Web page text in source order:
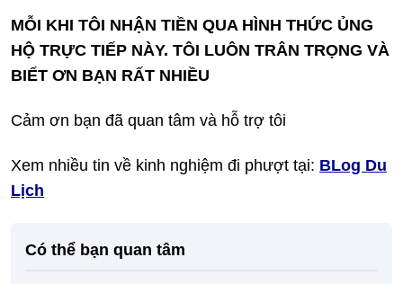
MỖI KHI TÔI NHẬN TIỀN QUA HÌNH THỨC ỦNG
HỘ TRỰC TIẾP NÀY. TÔI LUÔN TRÂN TRỌNG VÀ
BIẾT ƠN BẠN RẤT NHIỀU
Cảm ơn bạn đã quan tâm và hỗ trợ tôi
Xem nhiều tin về kinh nghiệm đi phượt tại: BLog Du
Lịch
Có thể bạn quan tâm